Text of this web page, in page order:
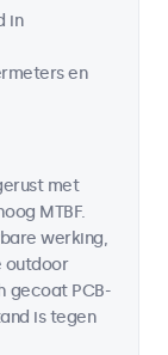
in
en
met
MTBF.
werking,
outdoor
gecoat PCB-
is tegen